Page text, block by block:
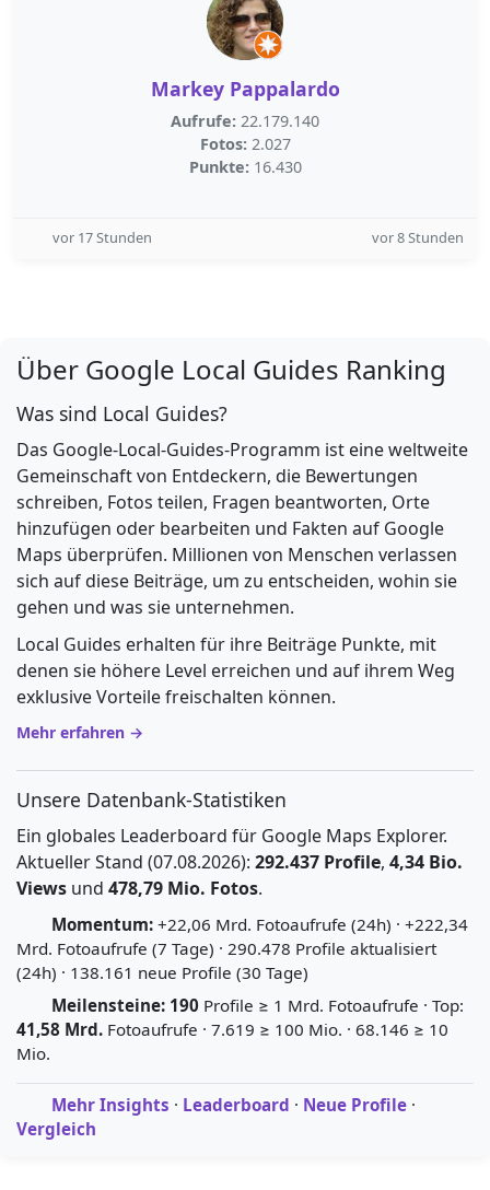
Markey Pappalardo
Aufrufe: 22.179.140
Fotos: 2.027
Punkte: 16.430
vor 17 Stunden vor 8 Stunden
Über Google Local Guides Ranking
Was sind Local Guides?
Das Google-Local-Guides-Programm ist eine weltweite
Gemeinschaft von Entdeckern, die Bewertungen
schreiben, Fotos teilen, Fragen beantworten, Orte
hinzufügen oder bearbeiten und Fakten auf Google
Maps überprüfen. Millionen von Menschen verlassen
sich auf diese Beiträge, um zu entscheiden, wohin sie
gehen und was sie unternehmen.
Local Guides erhalten für ihre Beiträge Punkte, mit
denen sie höhere Level erreichen und auf ihrem Weg
exklusive Vorteile freischalten können.
Mehr erfahren →
Unsere Datenbank-Statistiken
Ein globales Leaderboard für Google Maps Explorer.
Aktueller Stand (07.08.2026): 292.437 Profile, 4,34 Bio.
Views und 478,79 Mio. Fotos.
Momentum: +22,06 Mrd. Fotoaufrufe (24h) · +222,34
Mrd. Fotoaufrufe (7 Tage) · 290.478 Profile aktualisiert
(24h) · 138.161 neue Profile (30 Tage)
Meilensteine: 190 Profile ≥ 1 Mrd. Fotoaufrufe · Top:
41,58 Mrd. Fotoaufrufe · 7.619 ≥ 100 Mio. · 68.146 ≥ 10
Mio.
Mehr Insights · Leaderboard · Neue Profile ·
Vergleich